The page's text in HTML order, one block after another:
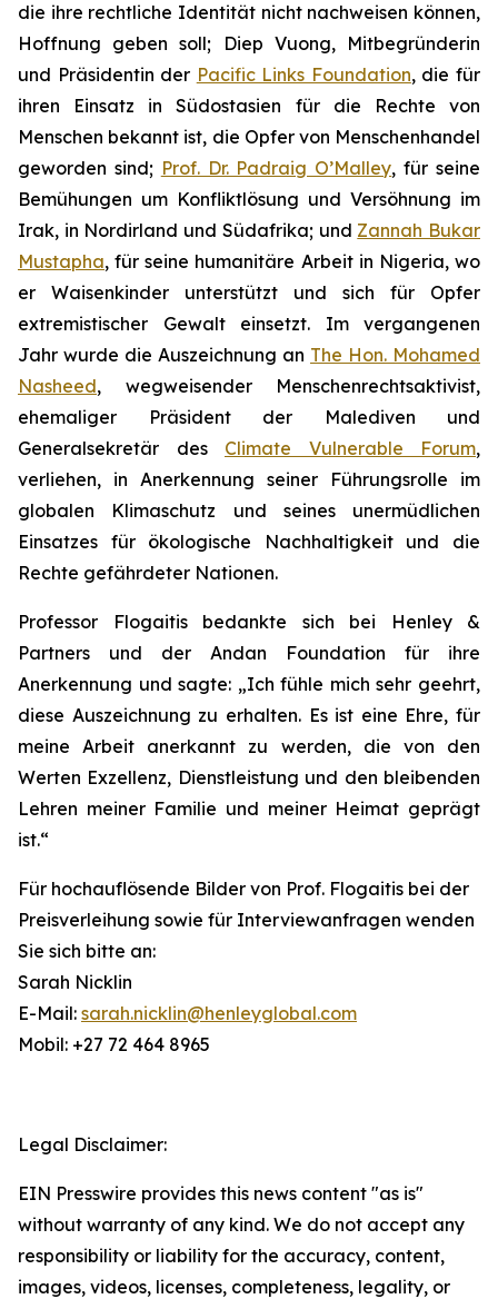
die ihre rechtliche Identität nicht nachweisen können,
Hoffnung geben soll; Diep Vuong, Mitbegründerin
und Präsidentin der Pacific Links Foundation, die für
ihren Einsatz in Südostasien für die Rechte von
Menschen bekannt ist, die Opfer von Menschenhandel
geworden sind; Prof. Dr. Padraig O’Malley, für seine
Bemühungen um Konfliktlösung und Versöhnung im
Irak, in Nordirland und Südafrika; und Zannah Bukar
Mustapha, für seine humanitäre Arbeit in Nigeria, wo
er Waisenkinder unterstützt und sich für Opfer
extremistischer Gewalt einsetzt. Im vergangenen
Jahr wurde die Auszeichnung an The Hon. Mohamed
Nasheed, wegweisender Menschenrechtsaktivist,
ehemaliger Präsident der Malediven und
Generalsekretär des Climate Vulnerable Forum,
verliehen, in Anerkennung seiner Führungsrolle im
globalen Klimaschutz und seines unermüdlichen
Einsatzes für ökologische Nachhaltigkeit und die
Rechte gefährdeter Nationen.
Professor Flogaitis bedankte sich bei Henley &
Partners und der Andan Foundation für ihre
Anerkennung und sagte: „Ich fühle mich sehr geehrt,
diese Auszeichnung zu erhalten. Es ist eine Ehre, für
meine Arbeit anerkannt zu werden, die von den
Werten Exzellenz, Dienstleistung und den bleibenden
Lehren meiner Familie und meiner Heimat geprägt
ist.“
Für hochauflösende Bilder von Prof. Flogaitis bei der
Preisverleihung sowie für Interviewanfragen wenden
Sie sich bitte an:
Sarah Nicklin
E-Mail: sarah.nicklin@henleyglobal.com
Mobil: +27 72 464 8965
Legal Disclaimer:
EIN Presswire provides this news content "as is"
without warranty of any kind. We do not accept any
responsibility or liability for the accuracy, content,
images, videos, licenses, completeness, legality, or